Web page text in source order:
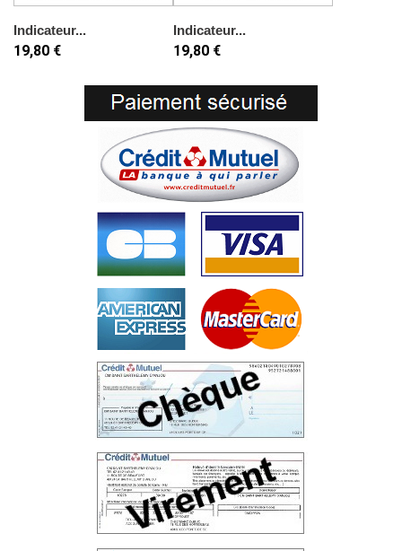
Indicateur...
19,80 €
Indicateur...
19,80 €